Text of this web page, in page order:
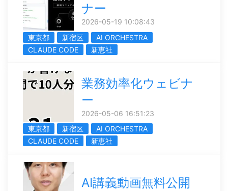
ナー
2026-05-19 10:08:43
東京都
新宿区
AI ORCHESTRA
CLAUDE CODE
新恵社
業務効率化ウェビナ
ー
2026-05-06 16:51:23
東京都
新宿区
AI ORCHESTRA
CLAUDE CODE
新恵社
AI講義動画無料公開